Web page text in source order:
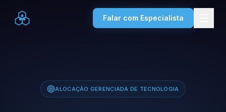
Falar com Especialista
ALOCAÇÃO GERENCIADA DE TECNOLOGIA